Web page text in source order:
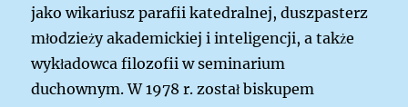
jako wikariusz parafii katedralnej, duszpasterz
młodzieży akademickiej i inteligencji, a także
wykładowca filozofii w seminarium
duchownym. W 1978 r. został biskupem